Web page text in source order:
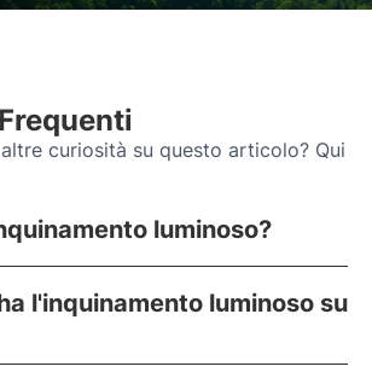
curiosità su questo articolo? Qui
luminoso?
l'inquinamento luminoso su